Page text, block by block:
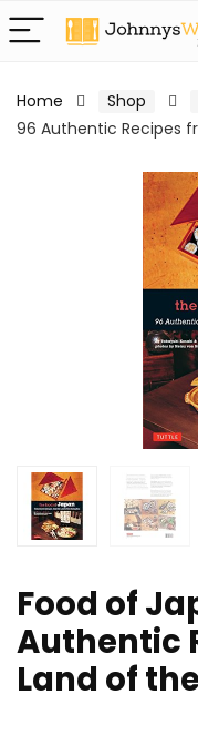
Home Shop
96 Authentic Recipes
Food of
Authentic
Land of